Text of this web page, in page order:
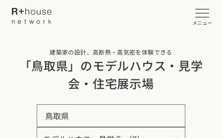
メニュー
イベント・見学会を探す
カタログ請求する
近くの工務店に相談する
建築家の設計、高断熱・高気密を体験できる
「鳥取県」のモデルハウス・見学
会・住宅展示場
鳥取県